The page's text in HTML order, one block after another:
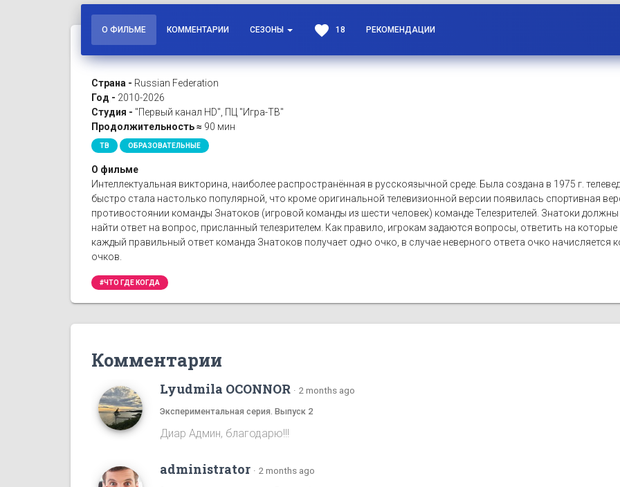
О ФИЛЬМЕ КОММЕНТАРИИ СЕЗОНЫ favorite 18 РЕКОМЕНДАЦИИ
Страна - Russian Federation
Год - 2010-2026
Студия - "Первый канал HD", ПЦ "Игра-ТВ"
Продолжительность ≈ 90 мин
ТВ ОБРАЗОВАТЕЛЬНЫЕ
О фильме
Интеллектуальная викторина, наиболее распространённая в русскоязычной среде. Была создана в 1975 г.
быстро стала настолько популярной, что кроме оригинальной телевизионной версии появилась спортивная
противостоянии команды Знатоков (игровой команды из шести человек) команде Телезрителей. Знатоки
найти ответ на вопрос, присланный телезрителем. Как правило, игрокам задаются вопросы, ответить на
каждый правильный ответ команда Знатоков получает одно очко, в случае неверного ответа очко начисляется
очков.
#ЧТО ГДЕ КОГДА
Комментарии
Lyudmila OCONNOR · 2 months ago
Экспериментальная серия. Выпуск 2
Диар Админ, благодарю!!!
administrator · 2 months ago